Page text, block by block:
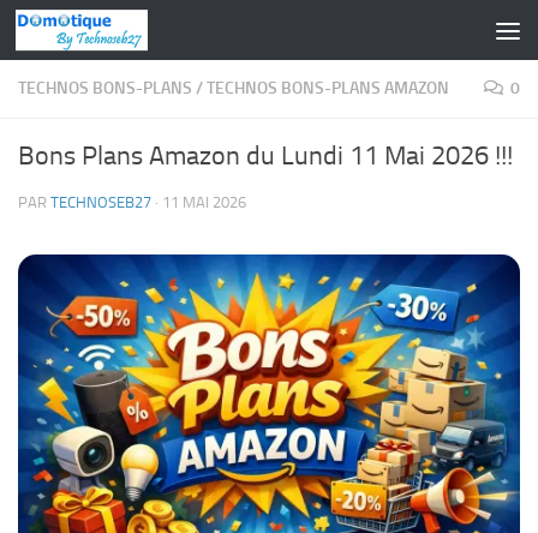
Skip to content
TECHNOS BONS-PLANS /TECHNOS BONS-PLANS AMAZON 0
Bons Plans Amazon du Lundi 11 Mai 2026 !!!
PAR TECHNOSEB27 · 11 MAI 2026